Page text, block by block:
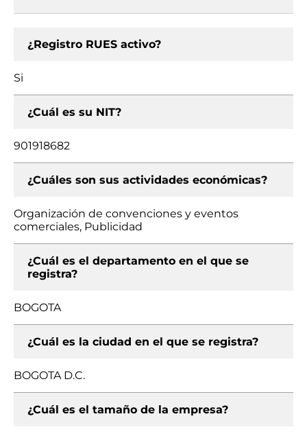
¿Registro RUES activo?
Si
¿Cuál es su NIT?
901918682
¿Cuáles son sus actividades económicas?
Organización de convenciones y eventos
comerciales, Publicidad
¿Cuál es el departamento en el que se
registra?
BOGOTA
¿Cuál es la ciudad en el que se registra?
BOGOTA D.C.
¿Cuál es el tamaño de la empresa?